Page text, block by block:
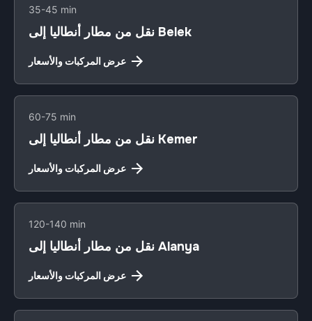
35-45 min
نقل من مطار أنطاليا إلى Belek
عرض المركبات والأسعار
60-75 min
نقل من مطار أنطاليا إلى Kemer
عرض المركبات والأسعار
120-140 min
نقل من مطار أنطاليا إلى Alanya
عرض المركبات والأسعار